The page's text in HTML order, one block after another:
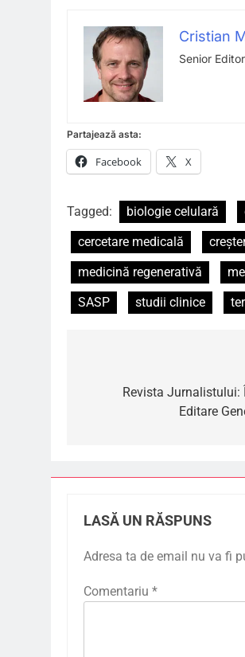
Cristian
Senior
Partajează asta:
Facebook X
Tagged: biologie celulară
cercetare medicală
medicină regenerativă
SASP
studii clinice
Revista Jurnalistului:
Editare
LASĂ UN RĂSPUNS
Adresa ta de email nu va fi
Comentariu *